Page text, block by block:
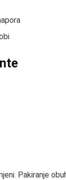
Pakiranje